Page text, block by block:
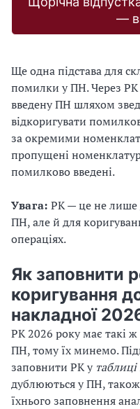
—
Ще одна підстава для
помилки у ПН. Через
введену ПН шляхом
відкоригувати
за окремими
пропущені
помилково введені.
Увага: РК — це не лише
ПН, але й для
операціях.
Як заповнити
коригування
накладної
РК 2026 року має такі
ПН, тому їх минемо.
заповнити РК у
дублюються у ПН,
їхнього заповнення